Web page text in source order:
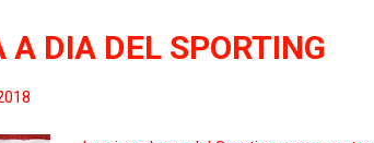
Sobre la eliminatoria, Mendilibar ha
A DIA DEL SPORTING